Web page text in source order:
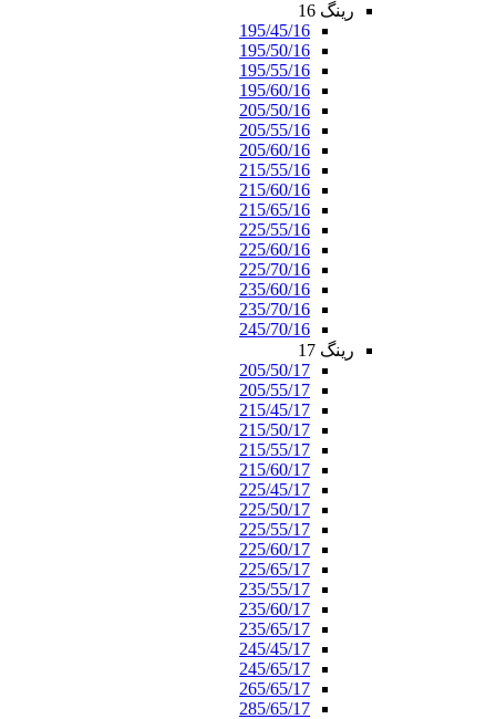
رینگ 16
195/45/16
195/50/16
195/55/16
195/60/16
205/50/16
205/55/16
205/60/16
215/55/16
215/60/16
215/65/16
225/55/16
225/60/16
225/70/16
235/60/16
235/70/16
245/70/16
رینگ 17
205/50/17
205/55/17
215/45/17
215/50/17
215/55/17
215/60/17
225/45/17
225/50/17
225/55/17
225/60/17
225/65/17
235/55/17
235/60/17
235/65/17
245/45/17
245/65/17
265/65/17
285/65/17